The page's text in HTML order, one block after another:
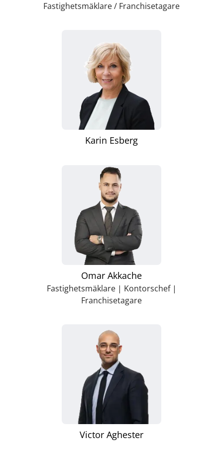
Fastighetsmäklare / Franchisetagare
Karin Esberg
Omar Akkache
Fastighetsmäklare | Kontorschef |
Franchisetagare
Victor Aghester